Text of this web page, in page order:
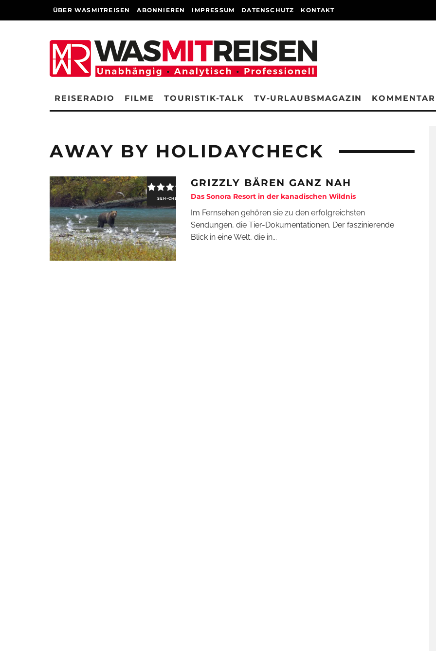
ÜBER WASMITREISEN ABONNIEREN IMPRESSUM DATENSCHUTZ KONTAKT
REISERADIO FILME TOURISTIK-TALK TV-URLAUBSMAGAZIN
AWAY BY HOLIDAYCHECK
SEH-CHECK
GRIZZLY BÄREN GANZ NAH
Das Sonora Resort in der kanadischen Wildnis
Im Fernsehen gehören sie zu den erfolgreichsten
Sendungen, die Tier-Dokumentationen. Der faszinierende
Blick in eine Welt, die in...